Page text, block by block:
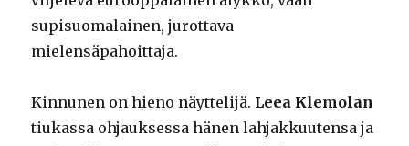
supisuomalainen, jurottava
mielensäpahoittaja.
Kinnunen on hieno näyttelijä. Leea Klemolan
tiukassa ohjauksessa hänen lahjakkuutensa ja